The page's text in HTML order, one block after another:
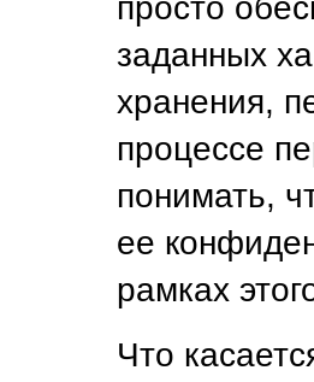
просто
заданных
хранения,
процессе
понимать,
ее
рамках
Что